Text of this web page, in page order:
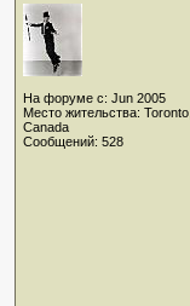
На форуме с: Jun 2005
Место жительства: Toronto,
Canada
Сообщений: 528